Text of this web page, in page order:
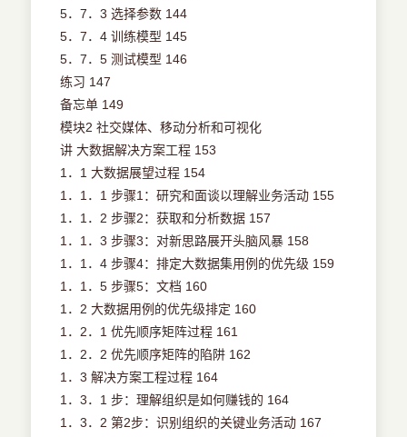
5．7．3 选择参数 144
5．7．4 训练模型 145
5．7．5 测试模型 146
练习 147
备忘单 149
模块2 社交媒体、移动分析和可视化
讲 大数据解决方案工程 153
1．1 大数据展望过程 154
1．1．1 步骤1：研究和面谈以理解业务活动 155
1．1．2 步骤2：获取和分析数据 157
1．1．3 步骤3：对新思路展开头脑风暴 158
1．1．4 步骤4：排定大数据集用例的优先级 159
1．1．5 步骤5：文档 160
1．2 大数据用例的优先级排定 160
1．2．1 优先顺序矩阵过程 161
1．2．2 优先顺序矩阵的陷阱 162
1．3 解决方案工程过程 164
1．3．1 步：理解组织是如何赚钱的 164
1．3．2 第2步：识别组织的关键业务活动 167